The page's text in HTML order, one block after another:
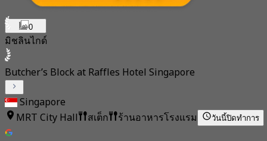
0
มิชลินไกด์
Butcher’s Block at Raffles Hotel Singapore
Singapore
MRT City Hall
สเต็ก ร้านอาหารโรงแรม วันนี้ปิดทำการ